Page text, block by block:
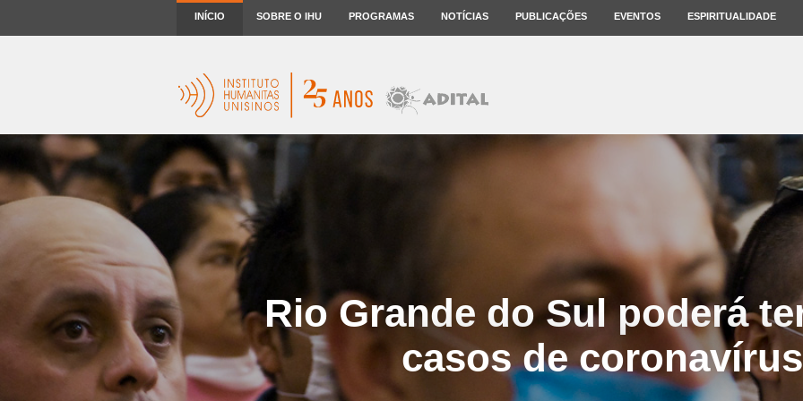
INÍCIO SOBRE O IHU PROGRAMAS NOTÍCIAS PUBLICAÇÕES EVENTOS ESPIRITUALIDADE
Rio Grande do Sul poderá
casos de coronavírus